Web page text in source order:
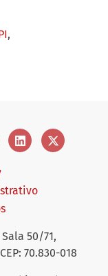
,
50/71,
70.830-018